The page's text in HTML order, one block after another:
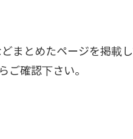
まとめたページを掲載
ご確認下さい。